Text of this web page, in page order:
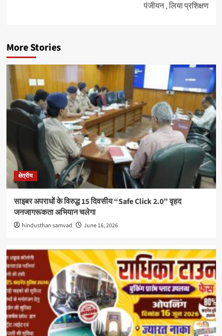
पंजीयन , लिया प्रशिक्षण
More Stories
क्षेत्रीय
साइबर अपराधों के विरुद्ध 15 दिवसीय “Safe Click 2.0” वृहद
जनजागरूकता अभियान चलेगा
hindusthan samvad June 16, 2026